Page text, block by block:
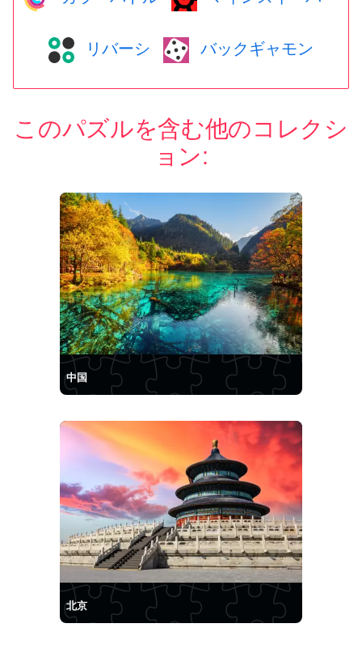
リバーシ バックギャモン
このパズルを含む他のコレクシ
ョン:
中国
北京